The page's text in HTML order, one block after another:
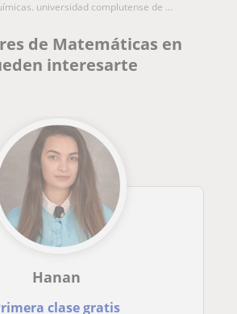
universidad complutense de ...
de Matemáticas en
interesarte
Hanan
clase gratis